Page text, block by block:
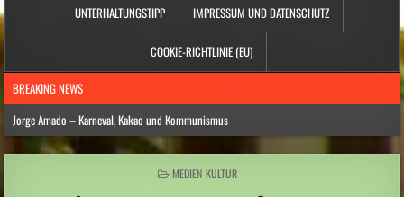
UNTERHALTUNGSTIPP IMPRESSUM UND DATENSCHUTZ
COOKIE-RICHTLINIE (EU)
BREAKING NEWS
Jorge Amado – Karneval, Kakao und Kommunismus
Anna Schapiro: „Fühlen Sie sich wie zu Hause …“ – Jüdische Spurensuche
Daniela Dröscher – Geldmangel, Gedichte und Freundschaft
POSTED
MEDIEN-KULTUR